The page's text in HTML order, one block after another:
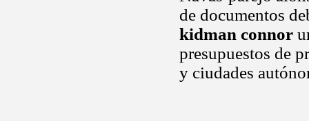
de documentos
kidman connor
presupuestos de
y ciudades